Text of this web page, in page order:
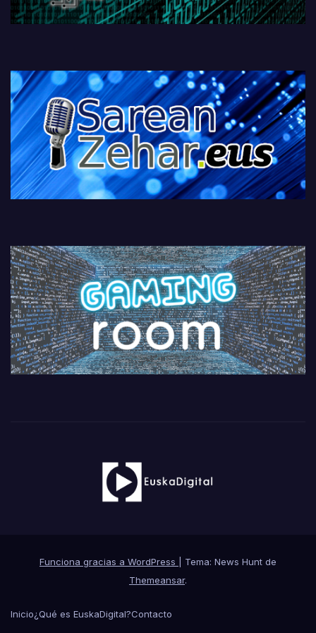
Funciona gracias a WordPress
Tema: News Hunt de
Themeansar.
Inicio¿Qué es EuskaDigital?Contacto